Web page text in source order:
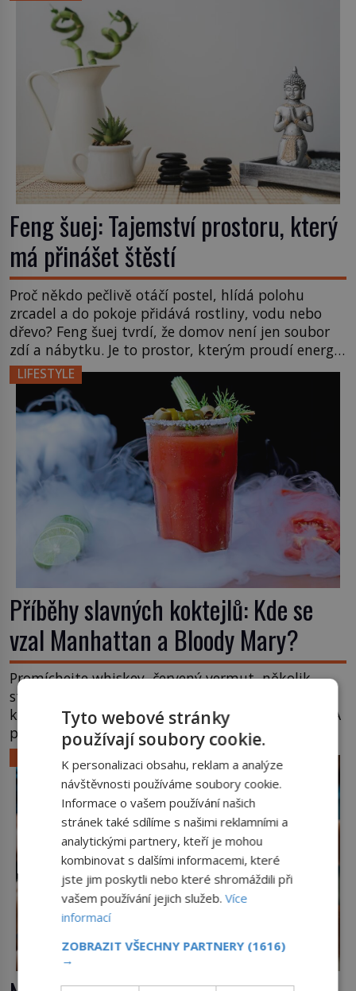
Feng šuej: Tajemství prostoru, který
má přinášet štěstí
Proč někdo pečlivě otáčí postel, hlídá polohu
zrcadel a do pokoje přidává rostliny, vodu nebo
dřevo? Feng šuej tvrdí, že domov není jen soubor
zdí a nábytku. Je to prostor, kterým proudí energie
čchi a jeho uspořádání může ovlivňovat, jak se v
něm člověk cítí. Feng šuej má kořeny ve staré Číně
a jeho historie […]
LIFESTYLE
Příběhy slavných koktejlů: Kde se
vzal Manhattan a Bloody Mary?
Promíchejte whiskey, červený vermut, několik
střiků koktejlových bitters a led, sceďte, ozdobte
koktejlovou třešinkou a tadá… Manhattan je tu! A
pokud to má být skutečně on, dejte si pozor, ať
místo klasické americké rye whiskey či klidně
bourbonu nepoužijete skotskou whisku. Co se
stane? Inu, koktejl bude stále skvělý, ale už to
nebude Manhattan ale […]
LIFESTYLE
Tyto webové stránky
používají soubory cookie.
K personalizaci obsahu, reklam a analýze
návštěvnosti používáme soubory cookie.
Informace o vašem používání našich
stránek také sdílíme s našimi reklamními a
analytickými partnery, kteří je mohou
kombinovat s dalšími informacemi, které
jste jim poskytli nebo které shromáždili při
vašem používání jejich služeb.Více
informací
ZOBRAZIT VŠECHNY PARTNERY (1616)
→